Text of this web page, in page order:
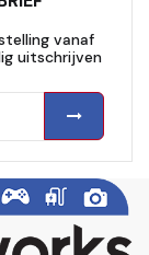
vanaf
uitschrijven